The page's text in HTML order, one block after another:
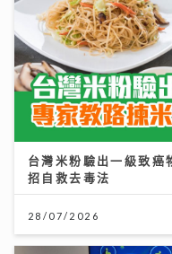
台灣米粉驗出一級致癌
招自救去毒法
28/07/2026